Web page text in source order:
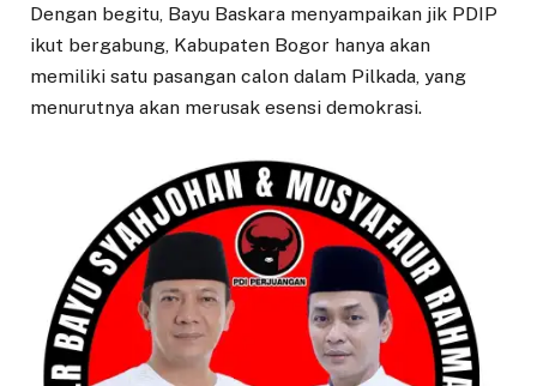
Dengan begitu, Bayu Baskara menyampaikan jik PDIP
ikut bergabung, Kabupaten Bogor hanya akan
memiliki satu pasangan calon dalam Pilkada, yang
menurutnya akan merusak esensi demokrasi.